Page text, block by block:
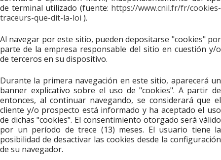
de terminal utilizado (fuente: https://www.cnil.fr/fr/cookies-
traceurs-que-dit-la-loi ).
Al navegar por este sitio, pueden depositarse "cookies" por
parte de la empresa responsable del sitio en cuestión y/o
de terceros en su dispositivo.
Durante la primera navegación en este sitio, aparecerá un
banner explicativo sobre el uso de "cookies". A partir de
entonces, al continuar navegando, se considerará que el
cliente y/o prospecto está informado y ha aceptado el uso
de dichas "cookies". El consentimiento otorgado será válido
por un período de trece (13) meses. El usuario tiene la
posibilidad de desactivar las cookies desde la configuración
de su navegador.